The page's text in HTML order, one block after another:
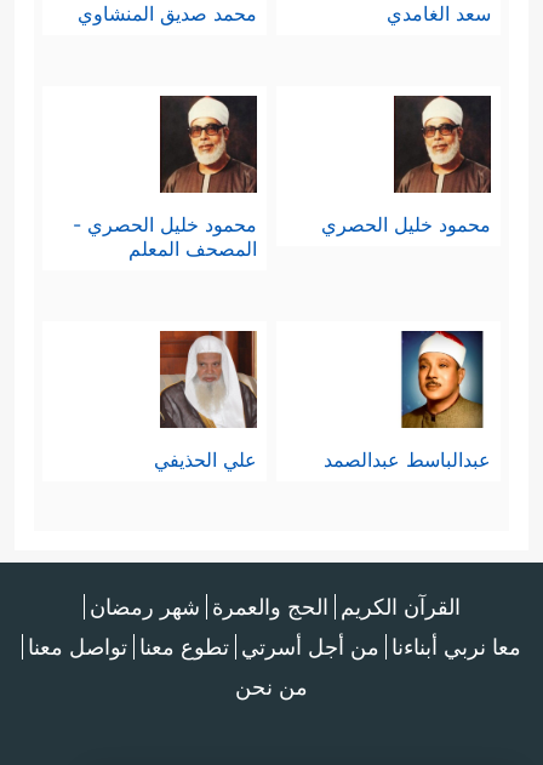
سعد الغامدي محمد صديق المنشاوي
محمود خليل الحصري
محمود خليل الحصري -
المصحف المعلم
عبدالباسط عبدالصمد علي الحذيفي
القرآن الكريم الحج والعمرة شهر رمضان
معا نربي أبناءنا من أجل أسرتي تطوع معنا تواصل معنا
من نحن